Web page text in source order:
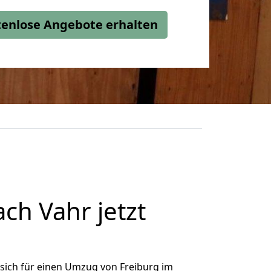
Angebote erhalten
Vahr jetzt
für einen Umzug von Freiburg im